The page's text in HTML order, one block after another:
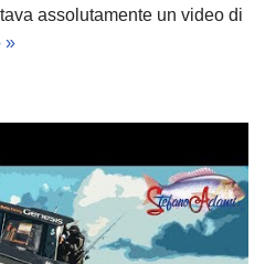
assolutamente un video di
»